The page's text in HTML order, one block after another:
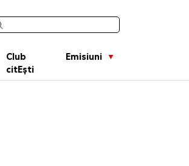
Club
citEști
Emisiuni